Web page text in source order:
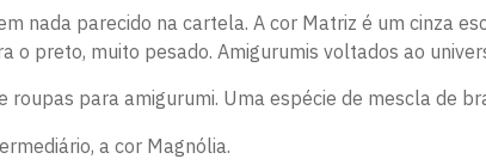
nada parecido na cartela. A cor Matriz é um cinza
o preto, muito pesado. Amigurumis voltados ao
roupas para amigurumi. Uma espécie de mescla de
a cor Magnólia.